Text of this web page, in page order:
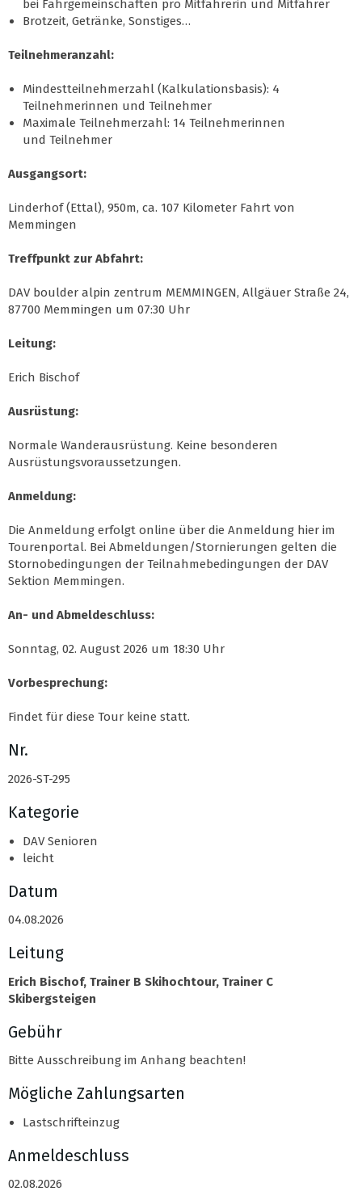
bei Fahrgemeinschaften pro Mitfahrerin und Mitfahrer
Brotzeit, Getränke, Sonstiges…
Teilnehmeranzahl:
Mindestteilnehmerzahl (Kalkulationsbasis): 4
Teilnehmerinnen und Teilnehmer
Maximale Teilnehmerzahl: 14 Teilnehmerinnen
und Teilnehmer
Ausgangsort:
Linderhof (Ettal), 950m, ca. 107 Kilometer Fahrt von
Memmingen
Treffpunkt zur Abfahrt:
DAV boulder alpin zentrum MEMMINGEN, Allgäuer Straße 24,
87700 Memmingen um 07:30 Uhr
Leitung:
Erich Bischof
Ausrüstung:
Normale Wanderausrüstung. Keine besonderen
Ausrüstungsvoraussetzungen.
Anmeldung:
Die Anmeldung erfolgt online über die Anmeldung hier im
Tourenportal. Bei Abmeldungen/Stornierungen gelten die
Stornobedingungen der Teilnahmebedingungen der DAV
Sektion Memmingen.
An- und Abmeldeschluss:
Sonntag, 02. August 2026 um 18:30 Uhr
Vorbesprechung:
Findet für diese Tour keine statt.
Nr.
2026-ST-295
Kategorie
DAV Senioren
leicht
Datum
04.08.2026
Leitung
Erich Bischof, Trainer B Skihochtour, Trainer C
Skibergsteigen
Gebühr
Bitte Ausschreibung im Anhang beachten!
Mögliche Zahlungsarten
Lastschrifteinzug
Anmeldeschluss
02.08.2026